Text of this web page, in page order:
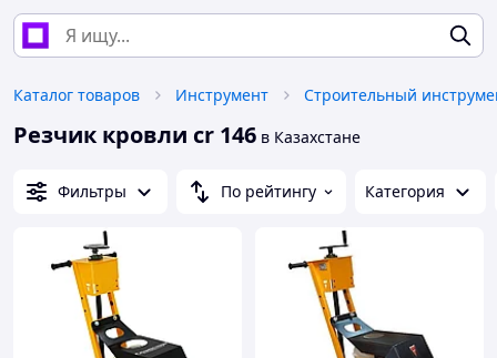
Каталог товаров Инструмент Строительный
Резчик кровли cr 146 в Казахстане
Фильтры По рейтингу Категория